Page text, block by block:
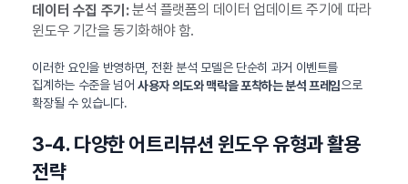
데이터 수집 주기:분석 플랫폼의 데이터 업데이트 주기에 따라
윈도우 기간을 동기화해야 함.
이러한 요인을 반영하면, 전환 분석 모델은 단순히 과거 이벤트를
집계하는 수준을 넘어사용자 의도와 맥락을 포착하는 분석 프레임으로
확장될 수 있습니다.
3-4. 다양한 어트리뷰션 윈도우 유형과 활용
전략